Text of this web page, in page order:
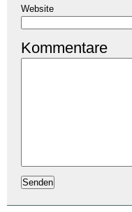
Website
Kommentare